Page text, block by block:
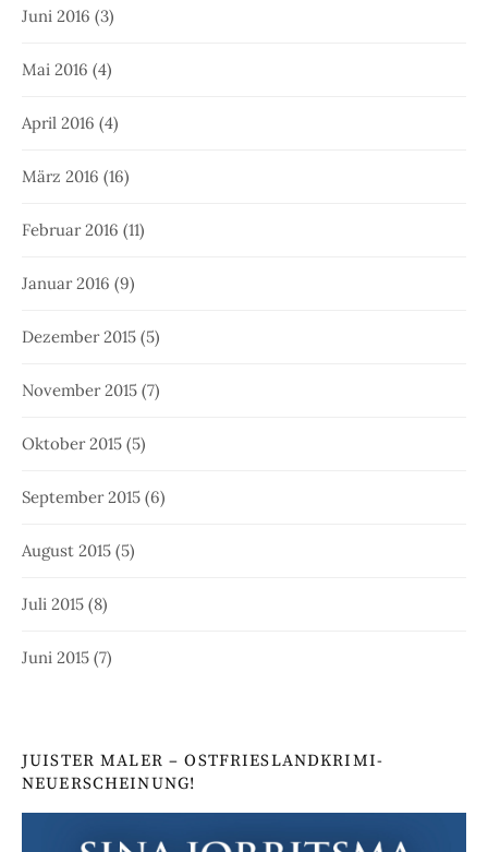
Juni 2016 (3)
Mai 2016 (4)
April 2016 (4)
März 2016 (16)
Februar 2016 (11)
Januar 2016 (9)
Dezember 2015 (5)
November 2015 (7)
Oktober 2015 (5)
September 2015 (6)
August 2015 (5)
Juli 2015 (8)
Juni 2015 (7)
JUISTER MALER – OSTFRIESLANDKRIMI-
NEUERSCHEINUNG!